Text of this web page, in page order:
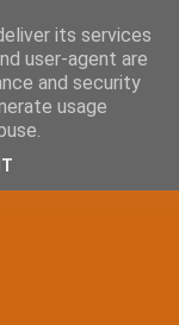
its services
user-agent are
and security
usage